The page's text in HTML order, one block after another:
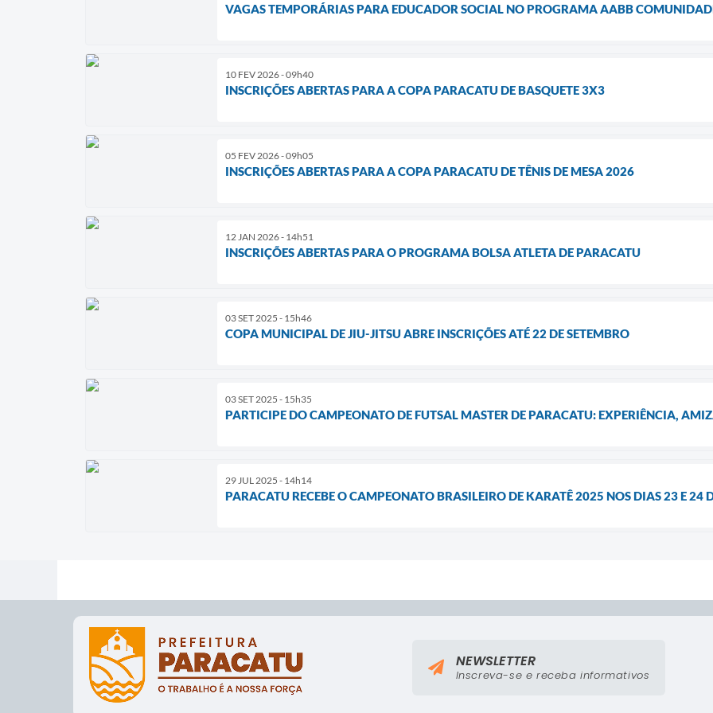
VAGAS TEMPORÁRIAS PARA EDUCADOR SOCIAL NO PROGRAMA AABB
10 FEV 2026 - 09h40
INSCRIÇÕES ABERTAS PARA A COPA PARACATU DE BASQUETE 3X3
05 FEV 2026 - 09h05
INSCRIÇÕES ABERTAS PARA A COPA PARACATU DE TÊNIS DE MESA 2026
12 JAN 2026 - 14h51
INSCRIÇÕES ABERTAS PARA O PROGRAMA BOLSA ATLETA DE PARACATU
03 SET 2025 - 15h46
COPA MUNICIPAL DE JIU-JITSU ABRE INSCRIÇÕES ATÉ 22 DE SETEMBRO
03 SET 2025 - 15h35
PARTICIPE DO CAMPEONATO DE FUTSAL MASTER DE PARACATU: EXPERIÊNCIA,
29 JUL 2025 - 14h14
PARACATU RECEBE O CAMPEONATO BRASILEIRO DE KARATÊ 2025 NOS DIAS 23 E 24
NEWSLETTER
Inscreva-se e receba informativos